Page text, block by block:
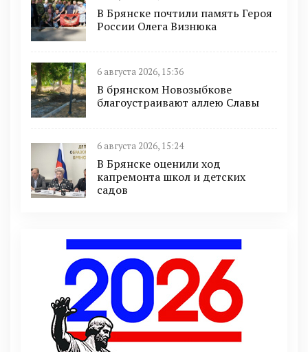
В Брянске почтили память Героя
России Олега Визнюка
6 августа 2026, 15:36
В брянском Новозыбкове
благоустраивают аллею Славы
6 августа 2026, 15:24
В Брянске оценили ход
капремонта школ и детских
садов